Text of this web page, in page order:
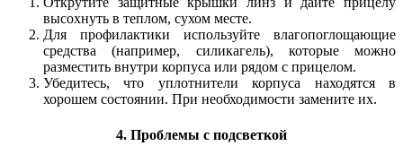
высохнуть в теплом, сухом месте.
Для профилактики используйте влагопоглощающие
средства (например, силикагель), которые можно
разместить внутри корпуса или рядом с прицелом.
Убедитесь, что уплотнители корпуса находятся в
хорошем состоянии. При необходимости замените их.
4. Проблемы с подсветкой